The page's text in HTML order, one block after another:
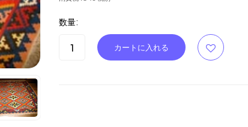
数量: